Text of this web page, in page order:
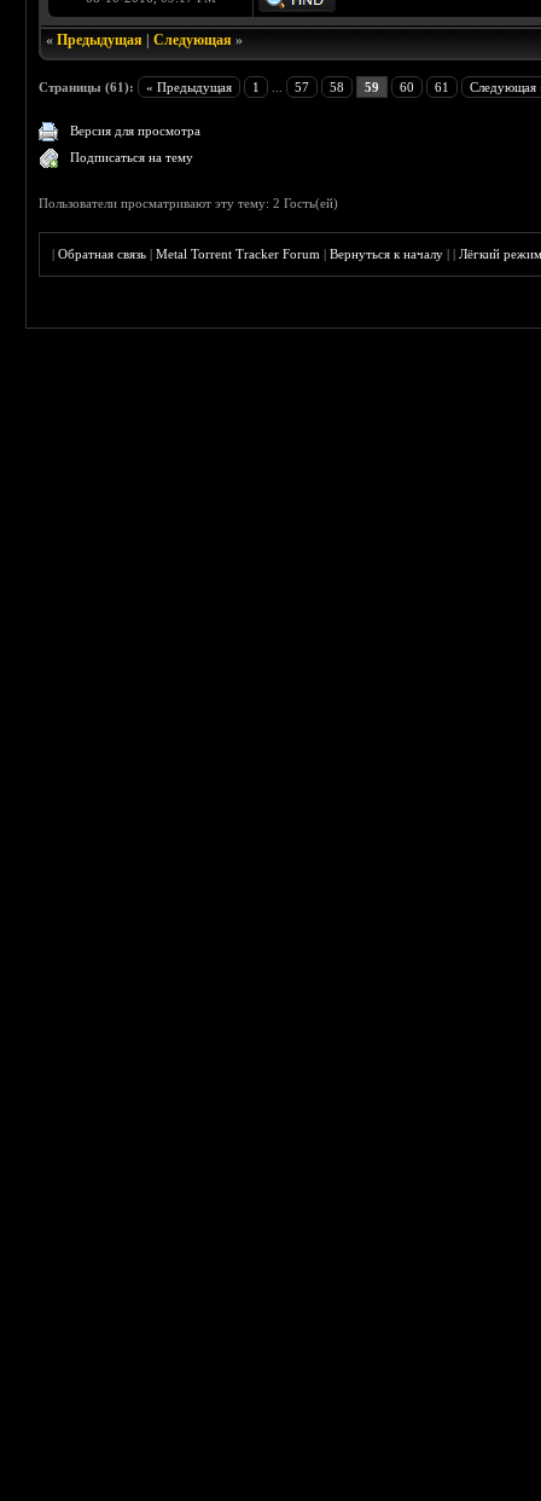
«Предыдущая |Следующая »
Страницы (61): « Предыдущая 1 57 58 59 60 61 Следующая
Версия для просмотра
Подписаться на тему
Пользователи просматривают эту тему: 2 Гость(ей)
|Обратная связь |Metal Torrent Tracker Forum |Вернуться к началу ||Лёгкий